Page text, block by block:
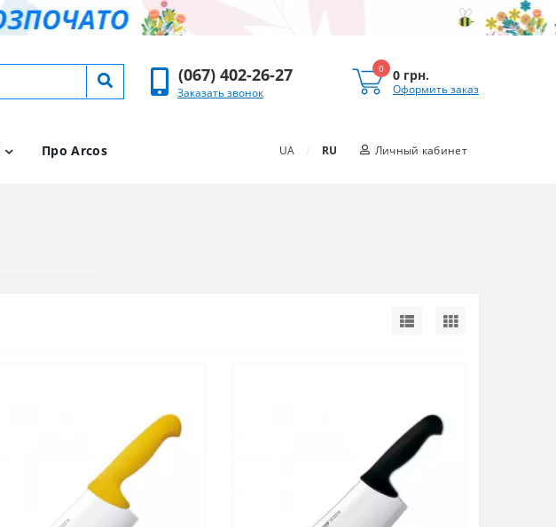
(067) 402-26-27
Заказать звонок
0 0 грн.
Оформить заказ
Про Arcos UA / RU Личный кабинет